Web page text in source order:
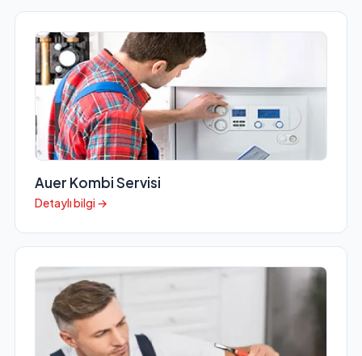
Auer Kombi Servisi
Detaylı bilgi →